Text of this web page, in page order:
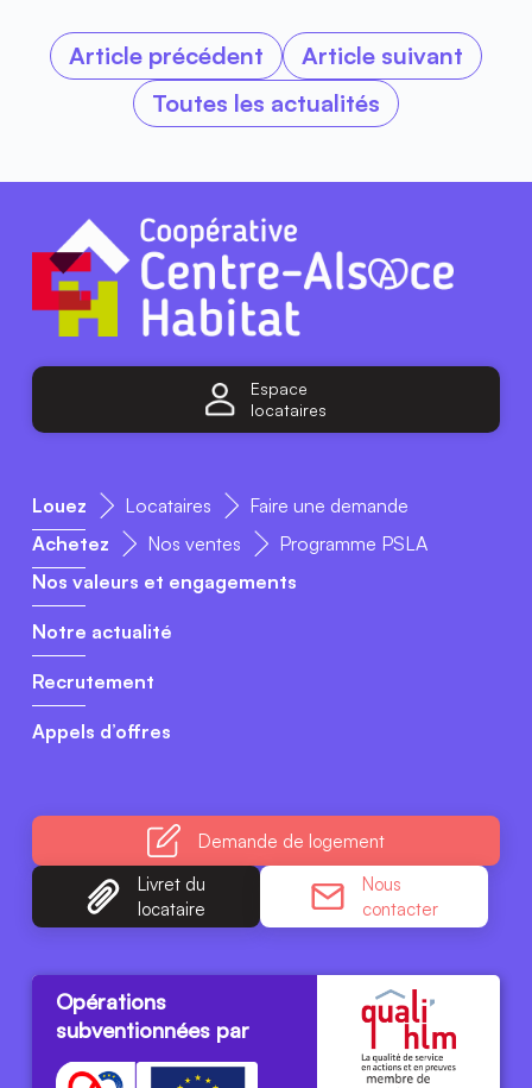
Article précédent
Article suivant
Toutes les actualités
Espace
locataires
Louez Locataires
Faire une demande
Achetez
Nos ventes
Programme PSLA
Nos valeurs et engagements
Notre actualité
Recrutement
Appels d’offres
Opérations
subventionnées par
Demande de logement
Livret du
locataire
Nous
contacter